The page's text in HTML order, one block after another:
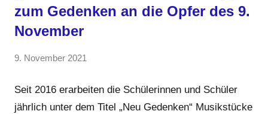
zum Gedenken an die Opfer des 9.
November
von
Team
9. November 2021
Seit 2016 erarbeiten die Schülerinnen und Schüler
jährlich unter dem Titel „Neu Gedenken“ Musikstücke